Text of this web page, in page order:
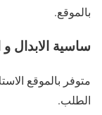
بالموقع.
ساسية الابدال
الطلب.